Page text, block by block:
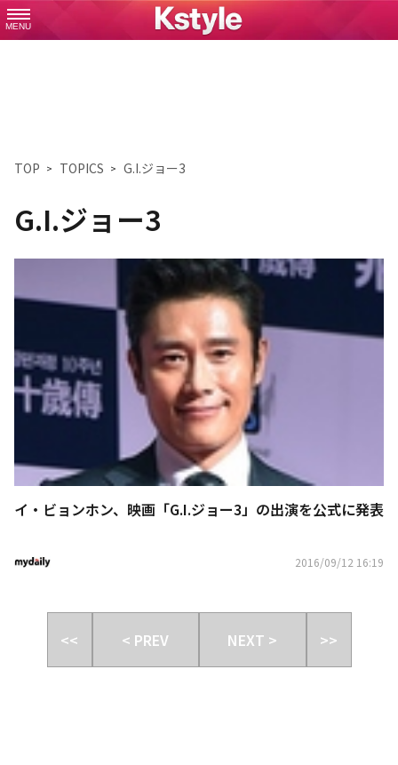
MENU
TOP TOPICS G.I.ジョー3
G.I.ジョー3
イ・ビョンホン、映画「G.I.ジョー3」の出演を公式に発表
2016/09/12 16:19
<< < PREV NEXT > >>